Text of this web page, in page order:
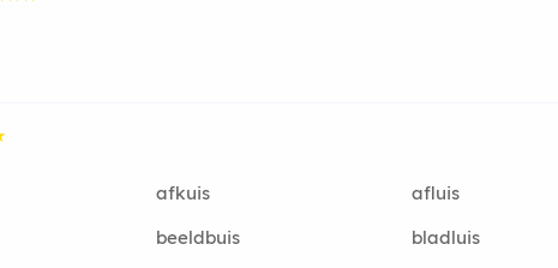
afkuis
afluis
beeldbuis
bladluis